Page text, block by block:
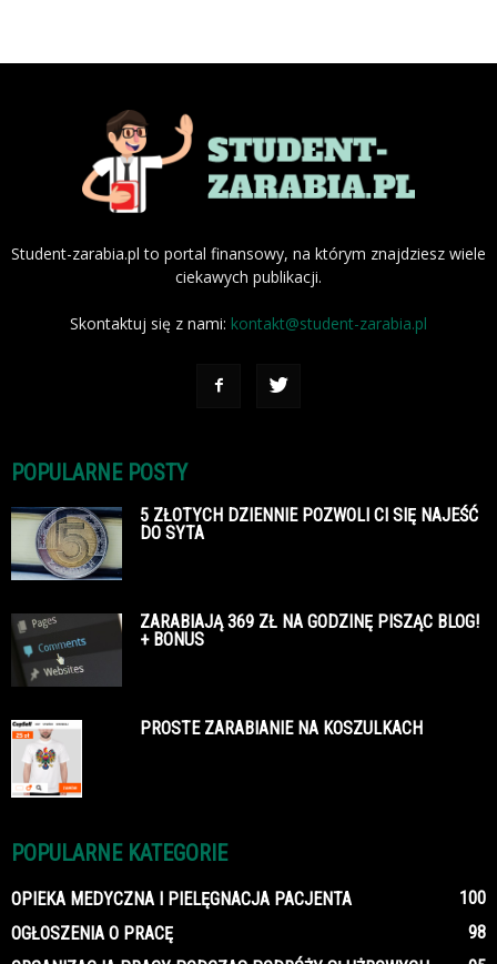
Student-zarabia.pl to portal finansowy, na którym znajdziesz wiele
ciekawych publikacji.
Skontaktuj się z nami: kontakt@student-zarabia.pl
POPULARNE POSTY
5 ZŁOTYCH DZIENNIE POZWOLI CI SIĘ NAJEŚĆ
DO SYTA
ZARABIAJĄ 369 ZŁ NA GODZINĘ PISZĄC BLOG!
+ BONUS
PROSTE ZARABIANIE NA KOSZULKACH
POPULARNE KATEGORIE
OPIEKA MEDYCZNA I PIELĘGNACJA PACJENTA
100
OGŁOSZENIA O PRACĘ
98